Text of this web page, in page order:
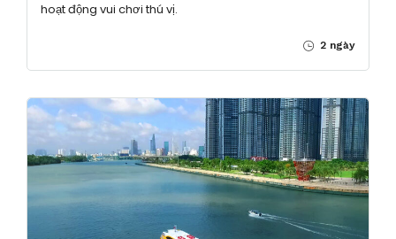
hoạt động vui chơi thú vị.
2 ngày